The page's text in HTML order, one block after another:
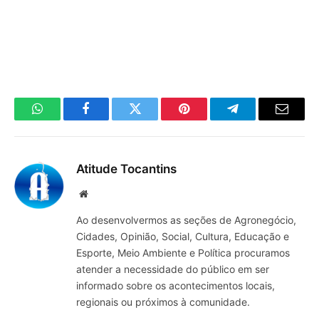
WhatsAppFacebookTwitter Pinterest TelegramaE-
Atitude Tocantins
Site
Ao desenvolvermos as seções de Agronegócio,
Cidades, Opinião, Social, Cultura, Educação e
Esporte, Meio Ambiente e Política procuramos
atender a necessidade do público em ser
informado sobre os acontecimentos locais,
regionais ou próximos à comunidade.